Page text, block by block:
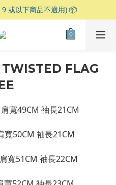
或以下商品不適用) 📦
FLAG
寬49CM 袖長21CM
50CM 袖長21CM
寬51CM 袖長22CM